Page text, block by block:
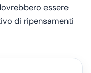
essere
di ripensamenti